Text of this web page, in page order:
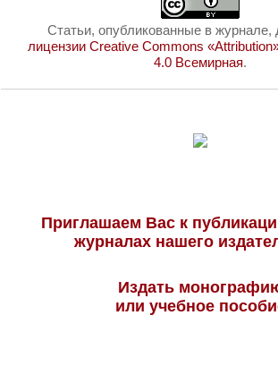
Статьи, опубликованные в журнале,
лицензии Creative Commons
4.0 Всемирная.
Приглашаем Вас к
журналах нашего
Издать
или учебное